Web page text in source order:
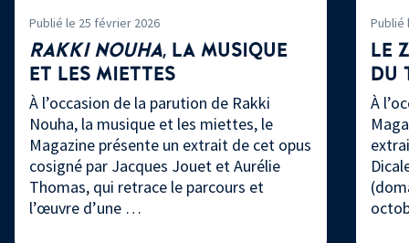
Publié le 25 février 2026
RAKKI NOUHA, LA MUSIQUE
ET LES MIETTES
À l’occasion de la parution de Rakki
Nouha, la musique et les miettes, le
Magazine présente un extrait de cet opus
cosigné par Jacques Jouet et Aurélie
Thomas, qui retrace le parcours et
l’œuvre d’une …
Publié
LE
DU
À